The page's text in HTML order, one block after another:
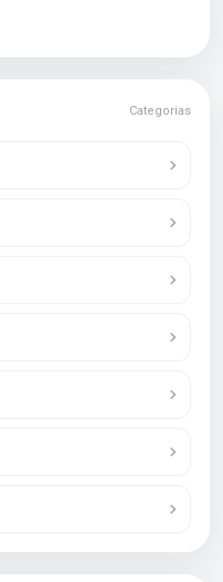
Categorias